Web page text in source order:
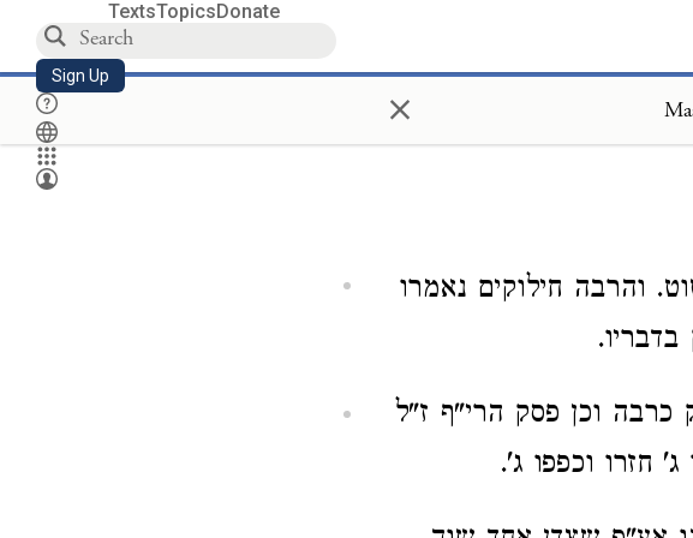
TextsTopicsDonate
Sign Up ×
והרבה חילוקים נאמרו
וכן פסק הרי"ף ז"ל
חזרו וכפפו ג'.